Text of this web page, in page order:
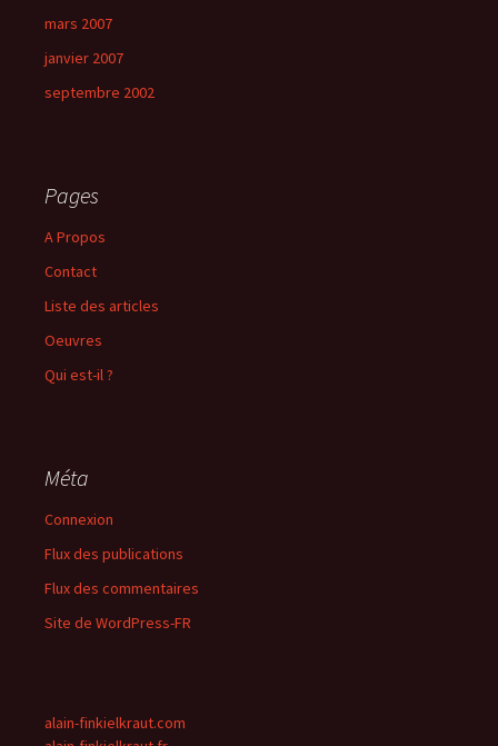
mars 2007
janvier 2007
septembre 2002
Pages
A Propos
Contact
Liste des articles
Oeuvres
Qui est-il ?
Méta
Connexion
Flux des publications
Flux des commentaires
Site de WordPress-FR
alain-finkielkraut.com